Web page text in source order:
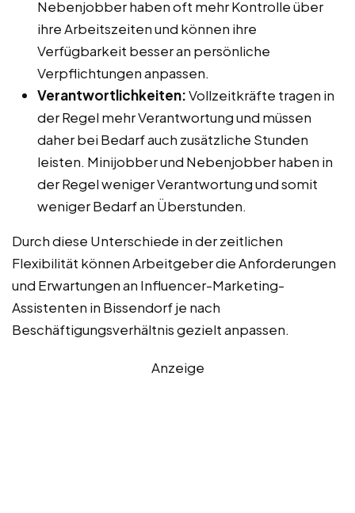
Nebenjobber haben oft mehr Kontrolle über
ihre Arbeitszeiten und können ihre
Verfügbarkeit besser an persönliche
Verpflichtungen anpassen.
Verantwortlichkeiten:Vollzeitkräfte tragen in
der Regel mehr Verantwortung und müssen
daher bei Bedarf auch zusätzliche Stunden
leisten. Minijobber und Nebenjobber haben in
der Regel weniger Verantwortung und somit
weniger Bedarf an Überstunden.
Durch diese Unterschiede in der zeitlichen
Flexibilität können Arbeitgeber die Anforderungen
und Erwartungen an Influencer-Marketing-
Assistenten in Bissendorf je nach
Beschäftigungsverhältnis gezielt anpassen.
Anzeige